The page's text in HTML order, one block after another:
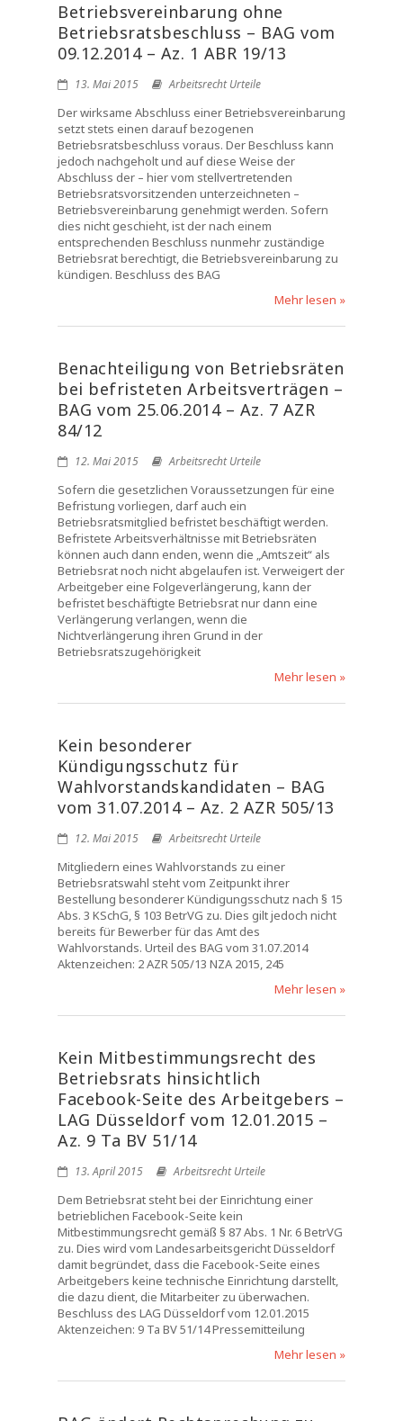
Betriebsvereinbarung ohne
Betriebsratsbeschluss – BAG vom
09.12.2014 – Az. 1 ABR 19/13
13. Mai 2015 Arbeitsrecht Urteile
Der wirksame Abschluss einer Betriebsvereinbarung
setzt stets einen darauf bezogenen
Betriebsratsbeschluss voraus. Der Beschluss kann
jedoch nachgeholt und auf diese Weise der
Abschluss der – hier vom stellvertretenden
Betriebsratsvorsitzenden unterzeichneten –
Betriebsvereinbarung genehmigt werden. Sofern
dies nicht geschieht, ist der nach einem
entsprechenden Beschluss nunmehr zuständige
Betriebsrat berechtigt, die Betriebsvereinbarung zu
kündigen. Beschluss des BAG
Mehr lesen »
Benachteiligung von Betriebsräten
bei befristeten Arbeitsverträgen –
BAG vom 25.06.2014 – Az. 7 AZR
84/12
12. Mai 2015 Arbeitsrecht Urteile
Sofern die gesetzlichen Voraussetzungen für eine
Befristung vorliegen, darf auch ein
Betriebsratsmitglied befristet beschäftigt werden.
Befristete Arbeitsverhältnisse mit Betriebsräten
können auch dann enden, wenn die „Amtszeit“ als
Betriebsrat noch nicht abgelaufen ist. Verweigert der
Arbeitgeber eine Folgeverlängerung, kann der
befristet beschäftigte Betriebsrat nur dann eine
Verlängerung verlangen, wenn die
Nichtverlängerung ihren Grund in der
Betriebsratszugehörigkeit
Mehr lesen »
Kein besonderer
Kündigungsschutz für
Wahlvorstandskandidaten – BAG
vom 31.07.2014 – Az. 2 AZR 505/13
12. Mai 2015 Arbeitsrecht Urteile
Mitgliedern eines Wahlvorstands zu einer
Betriebsratswahl steht vom Zeitpunkt ihrer
Bestellung besonderer Kündigungsschutz nach § 15
Abs. 3 KSchG, § 103 BetrVG zu. Dies gilt jedoch nicht
bereits für Bewerber für das Amt des
Wahlvorstands. Urteil des BAG vom 31.07.2014
Aktenzeichen: 2 AZR 505/13 NZA 2015, 245
Mehr lesen »
Kein Mitbestimmungsrecht des
Betriebsrats hinsichtlich
Facebook-Seite des Arbeitgebers –
LAG Düsseldorf vom 12.01.2015 –
Az. 9 Ta BV 51/14
13. April 2015 Arbeitsrecht Urteile
Dem Betriebsrat steht bei der Einrichtung einer
betrieblichen Facebook-Seite kein
Mitbestimmungsrecht gemäß § 87 Abs. 1 Nr. 6 BetrVG
zu. Dies wird vom Landesarbeitsgericht Düsseldorf
damit begründet, dass die Facebook-Seite eines
Arbeitgebers keine technische Einrichtung darstellt,
die dazu dient, die Mitarbeiter zu überwachen.
Beschluss des LAG Düsseldorf vom 12.01.2015
Aktenzeichen: 9 Ta BV 51/14 Pressemitteilung
Mehr lesen »